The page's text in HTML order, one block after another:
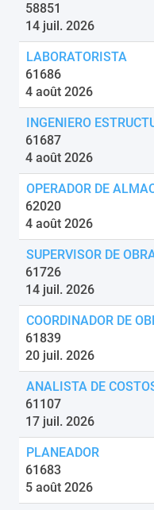
58851
14 juil. 2026
LABORATORISTA
61686
4 août 2026
INGENIERO
61687
4 août 2026
OPERADOR DE
62020
4 août 2026
SUPERVISOR DE
61726
14 juil. 2026
COORDINADOR DE
61839
20 juil. 2026
ANALISTA DE
61107
17 juil. 2026
PLANEADOR
61683
5 août 2026